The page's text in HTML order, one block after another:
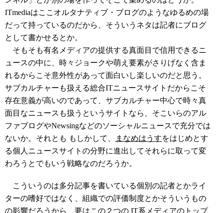
ITmediaはここオルタナティブ・ブログのようなゆるめの場
だって持っているのだから、そういうネタは記者にブログ
として書かせるとか。
そもそも有名メディアの提供する真面目で信用できるニ
ュースの中に、時々ジョークや萌え要素がさりげなく含ま
れるからこそ意外性があって面白いし楽しいのだと思う。
サブカルチャーも扱える総合ITニュースサイトだからこそ
存在意義が高いのであって、サブカルチャー中心で時々真
面目なニュースも扱うというサイトなら、そこいらのアル
ファブログやNewsingなどのソーシャルニュースで充分では
ないか。それとも もしかして、
まなめはうすをはじめとす
る個人ニュースサイトの分野に進出してそれらに取って変
わろうとでもいう戦略なのだろうか。
こういうのは多分記事を書いている個別の記者とかライ
ターの嗜好ではなく、組織での評価制度とかそういうもの
の影響だろうから、要はこの２つの IT系メディアのトップ